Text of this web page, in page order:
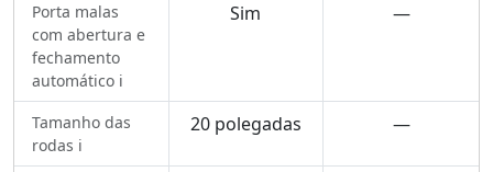
Porta malas
com abertura e
fechamento
automático ℹ️
Sim —
Tamanho das
rodas ℹ️
20 polegadas —